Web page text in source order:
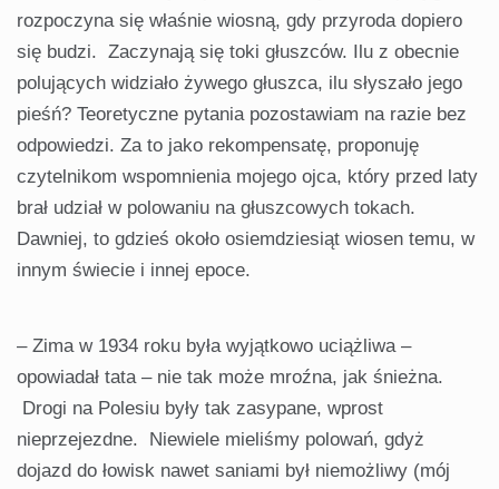
rozpoczyna się właśnie wiosną, gdy przyroda dopiero
się budzi. Zaczynają się toki głuszców. Ilu z obecnie
polujących widziało żywego głuszca, ilu słyszało jego
pieśń? Teoretyczne pytania pozostawiam na razie bez
odpowiedzi. Za to jako rekompensatę, proponuję
czytelnikom wspomnienia mojego ojca, który przed laty
brał udział w polowaniu na głuszcowych tokach.
Dawniej, to gdzieś około osiemdziesiąt wiosen temu, w
innym świecie i innej epoce.
– Zima w 1934 roku była wyjątkowo uciążliwa –
opowiadał tata – nie tak może mroźna, jak śnieżna.
Drogi na Polesiu były tak zasypane, wprost
nieprzejezdne. Niewiele mieliśmy polowań, gdyż
dojazd do łowisk nawet saniami był niemożliwy (mój